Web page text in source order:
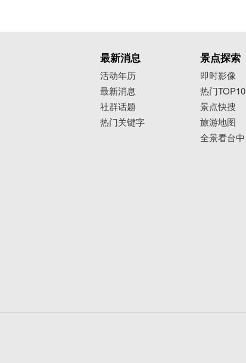
最新消息
活动年历
最新消息
社群话题
热门关键字
景点探索
即时影像
热门TOP10
景点快搜
旅游地图
全景看台中